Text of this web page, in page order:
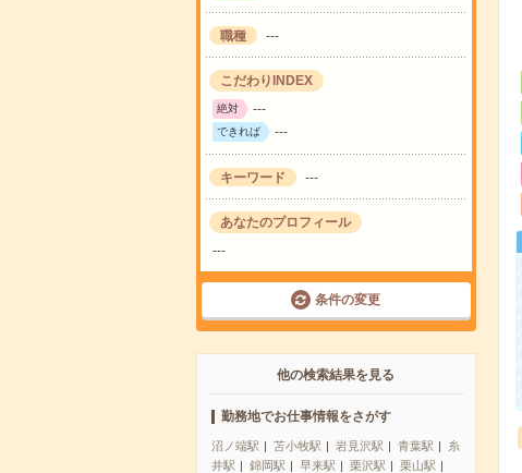
職種 ---
こだわりINDEX
絶対 ---
できれば ---
キーワード ---
あなたのプロフィール
---
条件の変更
他の検索結果を見る
勤務地でお仕事情報をさがす
沼ノ端駅 苫小牧駅 岩見沢駅 青葉駅
糸
井駅
錦岡駅 早来駅 栗沢駅
栗山駅